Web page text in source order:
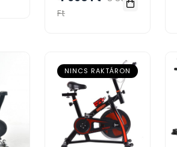
Ft
NINCS RAKTÁRON